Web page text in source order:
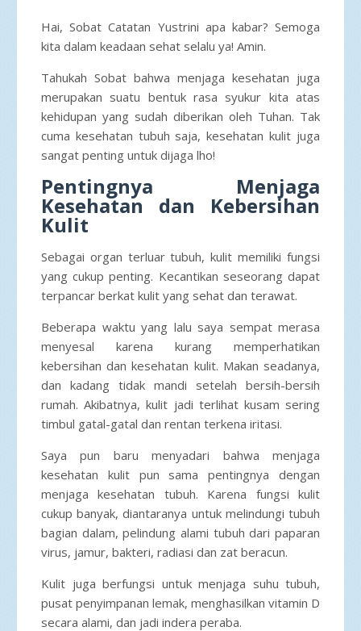
Hai, Sobat Catatan Yustrini apa kabar? Semoga
kita dalam keadaan sehat selalu ya! Amin.
Tahukah Sobat bahwa menjaga kesehatan juga
merupakan suatu bentuk rasa syukur kita atas
kehidupan yang sudah diberikan oleh Tuhan. Tak
cuma kesehatan tubuh saja, kesehatan kulit juga
sangat penting untuk dijaga lho!
Pentingnya Menjaga
Kesehatan dan Kebersihan
Kulit
Sebagai organ terluar tubuh, kulit memiliki fungsi
yang cukup penting. Kecantikan seseorang dapat
terpancar berkat kulit yang sehat dan terawat.
Beberapa waktu yang lalu saya sempat merasa
menyesal karena kurang memperhatikan
kebersihan dan kesehatan kulit. Makan seadanya,
dan kadang tidak mandi setelah bersih-bersih
rumah. Akibatnya, kulit jadi terlihat kusam sering
timbul gatal-gatal dan rentan terkena iritasi.
Saya pun baru menyadari bahwa menjaga
kesehatan kulit pun sama pentingnya dengan
menjaga kesehatan tubuh. Karena fungsi kulit
cukup banyak, diantaranya untuk melindungi tubuh
bagian dalam, pelindung alami tubuh dari paparan
virus, jamur, bakteri, radiasi dan zat beracun.
Kulit juga berfungsi untuk menjaga suhu tubuh,
pusat penyimpanan lemak, menghasilkan vitamin D
secara alami, dan jadi indera peraba.